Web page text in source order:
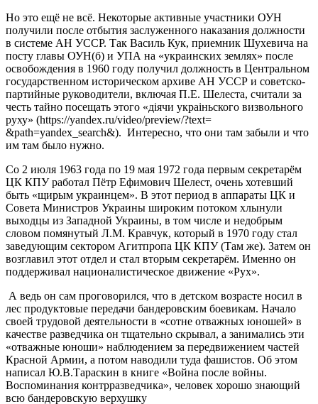
Но это ещё не всё. Некоторые активные участники ОУН
получили после отбытия заслуженного наказания должности
в системе АН УССР. Так Василь Кук, приемник Шухевича на
посту главы ОУН(б) и УПА на «украинских землях» после
освобождения в 1960 году получил должность в Центральном
государственном историческом архиве АН УССР и советско-
партийные руководители, включая П.Е. Шелеста, считали за
честь тайно посещать этого «дiячи украiньского визвольного
руху» (https://yandex.ru/video/preview/?text=
&path=yandex_search&). Интересно, что они там забыли и что
им там было нужно.
Со 2 июля 1963 года по 19 мая 1972 года первым секретарём
ЦК КПУ работал Пётр Ефимович Шелест, очень хотевший
быть «щирым украинцем». В этот период в аппараты ЦК и
Совета Министров Украины широким потоком хлынули
выходцы из Западной Украины, в том числе и недобрым
словом помянутый Л.М. Кравчук, который в 1970 году стал
заведующим сектором Агитпропа ЦК КПУ (Там же). Затем он
возглавил этот отдел и стал вторым секретарём. Именно он
поддерживал националистическое движение «Рух».
А ведь он сам проговорился, что в детском возрасте носил в
лес продуктовые передачи бандеровским боевикам. Начало
своей трудовой деятельности в «сотне отважных юношей» в
качестве разведчика он тщательно скрывал, а занимались эти
«отважные юноши» наблюдением за передвижением частей
Красной Армии, а потом наводили туда фашистов. Об этом
написал Ю.В.Тараскин в книге «Война после войны.
Воспоминания контрразведчика», человек хорошо знающий
всю бандеровскую верхушку